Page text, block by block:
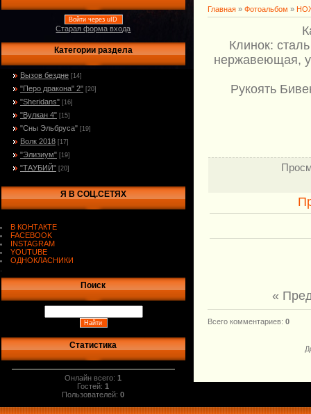
Войти через uID
Старая форма входа
Категории раздела
Вызов бездне [14]
"Перо дракона" 2" [20]
"Sheridans" [16]
"Вулкан 4" [15]
"Сны Эльбруса" [19]
Волк 2018 [17]
"Элизиум" [19]
"ТАУБИЙ" [20]
Я В СОЦ.СЕТЯХ
В КОНТАКТЕ
FACEBOOK
INSTAGRAM
YOUTUBE
ОДНОКЛАСНИКИ
Поиск
Статистика
Онлайн всего:1
Гостей:1
Пользователей:0
Главная » Фотоальбом »
Клинок:
нержавеющая,
Рукоять
«
Всего комментариев: 0